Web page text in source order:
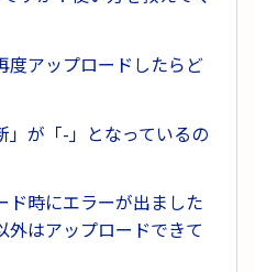
度アップロードしたらど
」が「-」となっているの
ド時にエラーが出ました
外はアップロードできて